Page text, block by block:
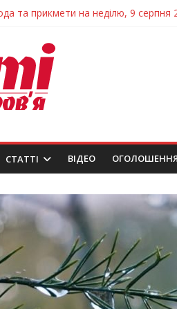
та прикмети на неділю, 9 серпня
про воду без паніки: чому
триває масштабна підготовка
тривають: на Дніпропетровщині
СТАТТІ ВIДЕО ОГОЛОШЕННЯ